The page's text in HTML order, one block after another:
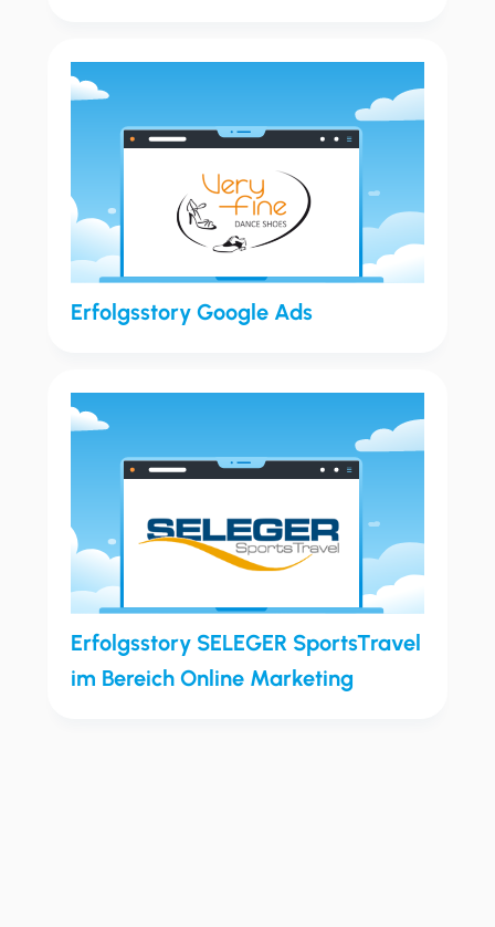
Erfolgsstory Google Ads
Erfolgsstory SELEGER SportsTravel
im Bereich Online Marketing